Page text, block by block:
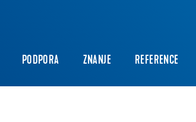
PODPORA ZNANJE REFERENCE